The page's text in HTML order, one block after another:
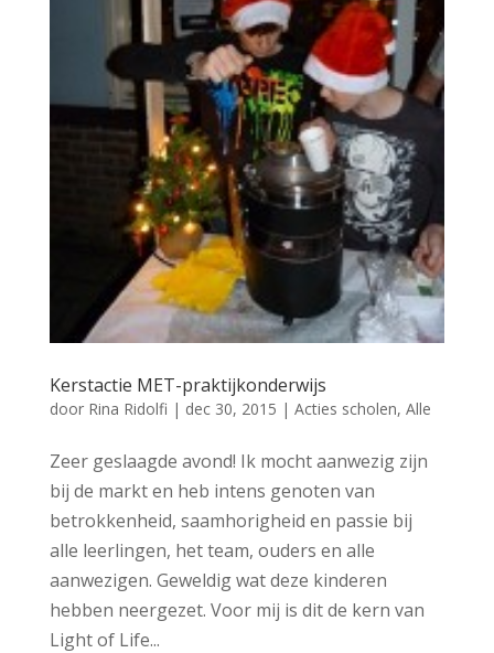
Kerstactie MET-praktijkonderwijs
door Rina Ridolfi | dec 30, 2015 | Acties scholen, Alle
Zeer geslaagde avond! Ik mocht aanwezig zijn
bij de markt en heb intens genoten van
betrokkenheid, saamhorigheid en passie bij
alle leerlingen, het team, ouders en alle
aanwezigen. Geweldig wat deze kinderen
hebben neergezet. Voor mij is dit de kern van
Light of Life...